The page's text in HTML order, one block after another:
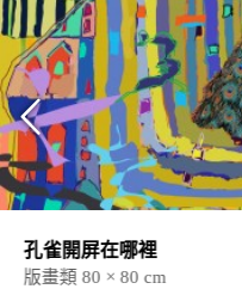
孔雀開屏在哪裡
版畫類 80 × 80 cm